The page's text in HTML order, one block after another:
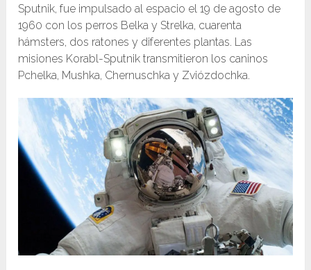
Sputnik, fue impulsado al espacio el 19 de agosto de
1960 con los perros Belka y Strelka, cuarenta
hámsters, dos ratones y diferentes plantas. Las
misiones Korabl-Sputnik transmitieron los caninos
Pchelka, Mushka, Chernuschka y Zviózdochka.